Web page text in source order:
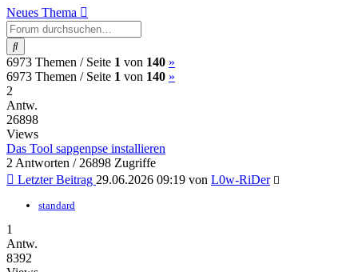
Neues Thema
Suche
6973 Themen / Seite 1 von 140 (current)
»
6973 Themen / Seite 1 von 140 (current)
»
2
Antw.
26898
Views
Das Tool sapgenpse installieren
2 Antworten / 26898 Zugriffe
Letzter Beitrag 29.06.2026 09:19 von L0w-RiDer
standard
1
Antw.
8392